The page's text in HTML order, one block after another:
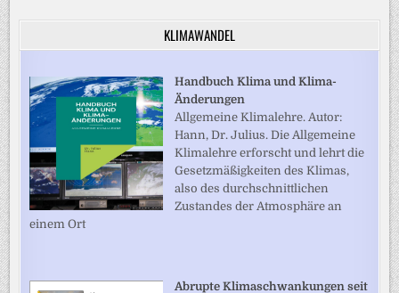
KLIMAWANDEL
Handbuch Klima und Klima-
Änderungen
Allgemeine Klimalehre. Autor:
Hann, Dr. Julius. Die Allgemeine
Klimalehre erforscht und lehrt die
Gesetzmäßigkeiten des Klimas,
also des durchschnittlichen
Zustandes der Atmosphäre an
einem Ort
Abrupte Klimaschwankungen seit